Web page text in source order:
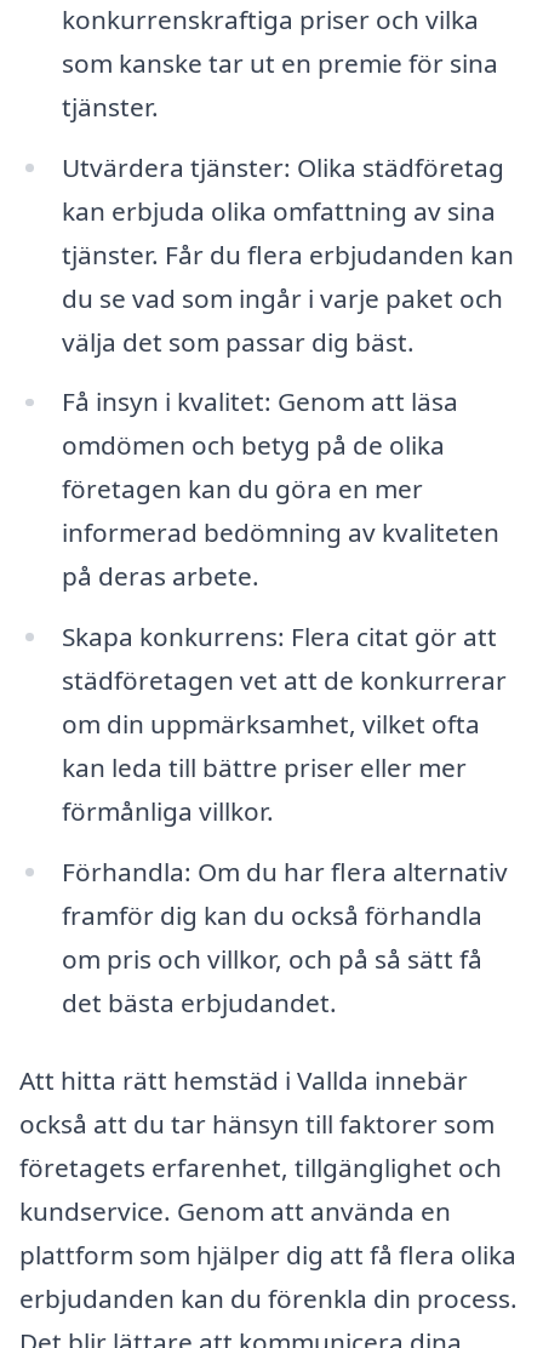
konkurrenskraftiga priser och vilka
som kanske tar ut en premie för sina
tjänster.
Utvärdera tjänster: Olika städföretag
kan erbjuda olika omfattning av sina
tjänster. Får du flera erbjudanden kan
du se vad som ingår i varje paket och
välja det som passar dig bäst.
Få insyn i kvalitet: Genom att läsa
omdömen och betyg på de olika
företagen kan du göra en mer
informerad bedömning av kvaliteten
på deras arbete.
Skapa konkurrens: Flera citat gör att
städföretagen vet att de konkurrerar
om din uppmärksamhet, vilket ofta
kan leda till bättre priser eller mer
förmånliga villkor.
Förhandla: Om du har flera alternativ
framför dig kan du också förhandla
om pris och villkor, och på så sätt få
det bästa erbjudandet.
Att hitta rätt hemstäd i Vallda innebär
också att du tar hänsyn till faktorer som
företagets erfarenhet, tillgänglighet och
kundservice. Genom att använda en
plattform som hjälper dig att få flera olika
erbjudanden kan du förenkla din process.